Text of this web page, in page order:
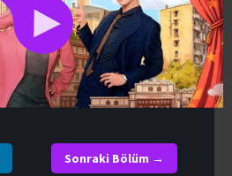
Sonraki Bölüm →